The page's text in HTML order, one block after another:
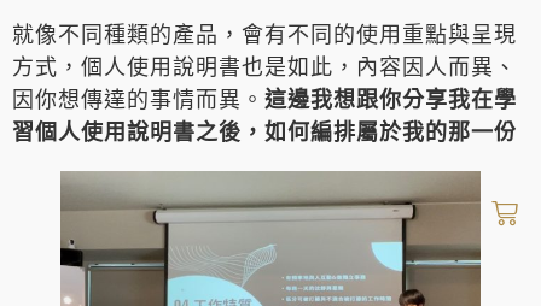
就像不同種類的產品，會有不同的使用重點與呈現
方式，個人使用說明書也是如此，內容因人而異、
因你想傳達的事情而異。 這邊我想跟你分享我在學
習個人使用說明書之後，如何編排屬於我的那一份